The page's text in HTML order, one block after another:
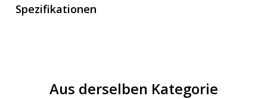
Spezifikationen
Aus derselben Kategorie